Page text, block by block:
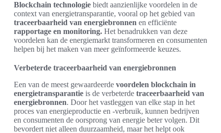
Blockchain technologie biedt aanzienlijke voordelen in de
context van energietransparantie, vooral op het gebied van
traceerbaarheid van energiebronnen en efficiënte
rapportage en monitoring. Het benadrukken van deze
voordelen kan de energiemarkt transformeren en consumenten
helpen bij het maken van meer geïnformeerde keuzes.
Verbeterde traceerbaarheid van energiebronnen
Een van de meest gewaardeerde voordelen blockchain in
energietransparantie is de verbeterde traceerbaarheid van
energiebronnen. Door het vastleggen van elke stap in het
proces van energieproductie en -verbruik, kunnen bedrijven
en consumenten de oorsprong van energie beter volgen. Dit
bevordert niet alleen duurzaamheid, maar het helpt ook